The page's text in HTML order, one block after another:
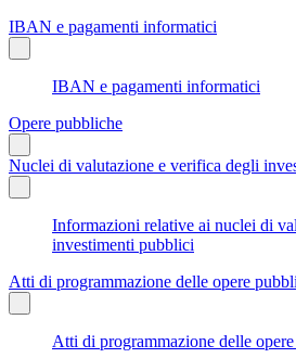
IBAN e pagamenti informatici
IBAN e pagamenti informatici
Opere pubbliche
Nuclei di valutazione e verifica degli
Informazioni relative ai nuclei di
investimenti pubblici
Atti di programmazione delle opere
Atti di programmazione delle